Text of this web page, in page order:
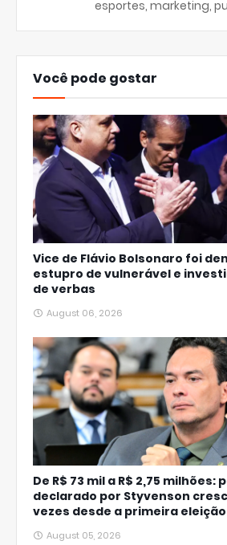
esportes, marketing,
Você pode gostar
Vice de Flávio Bolsonaro foi
estupro de vulnerável e
de verbas
August 06, 2026
De R$ 73 mil a R$ 2,75 milhões:
declarado por Styvenson
vezes desde a primeira eleição
August 05, 2026